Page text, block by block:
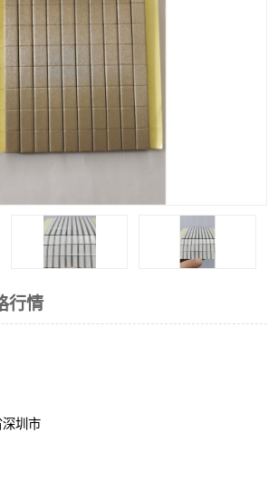
行情
深圳市
硅胶脚垫